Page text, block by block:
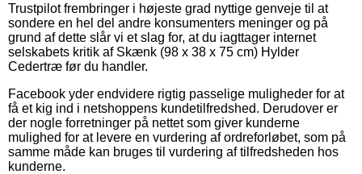
Trustpilot frembringer i højeste grad nyttige genveje til at
sondere en hel del andre konsumenters meninger og på
grund af dette slår vi et slag for, at du iagttager internet
selskabets kritik af Skænk (98 x 38 x 75 cm) Hylder
Cedertræ før du handler.
Facebook yder endvidere rigtig passelige muligheder for at
få et kig ind i netshoppens kundetilfredshed. Derudover er
der nogle forretninger på nettet som giver kunderne
mulighed for at levere en vurdering af ordreforløbet, som på
samme måde kan bruges til vurdering af tilfredsheden hos
kunderne.